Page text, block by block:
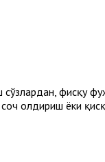
сўзлардан,
олдириш ёки